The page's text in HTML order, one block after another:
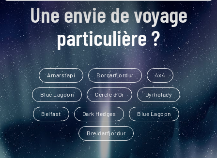
Une envie de voyage
particulière ?
Arnarstapi Borgarfjordur 4x4
Blue Lagoon Cercle d'Or Dyrholaey
Belfast Dark Hedges Blue Lagoon
Breidarfjordur